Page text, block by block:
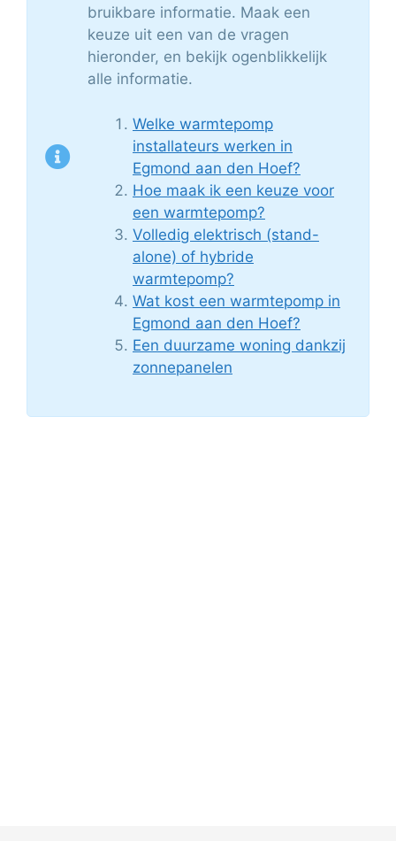
bruikbare informatie. Maak een
keuze uit een van de vragen
hieronder, en bekijk ogenblikkelijk
alle informatie.
Welke warmtepomp
installateurs werken in
Egmond aan den Hoef?
Hoe maak ik een keuze voor
een warmtepomp?
Volledig elektrisch (stand-
alone) of hybride
warmtepomp?
Wat kost een warmtepomp in
Egmond aan den Hoef?
Een duurzame woning dankzij
zonnepanelen